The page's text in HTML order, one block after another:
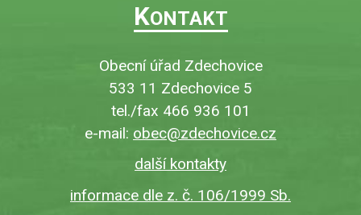
KONTAKT
Obecní úřad Zdechovice
533 11 Zdechovice 5
tel./fax 466 936 101
e-mail: obec@zdechovice.cz
další kontakty
informace dle z. č. 106/1999 Sb.